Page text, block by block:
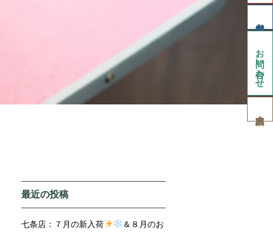
お問い合わせ
最近の投稿
七条店：７月の新入荷
＆８月のお